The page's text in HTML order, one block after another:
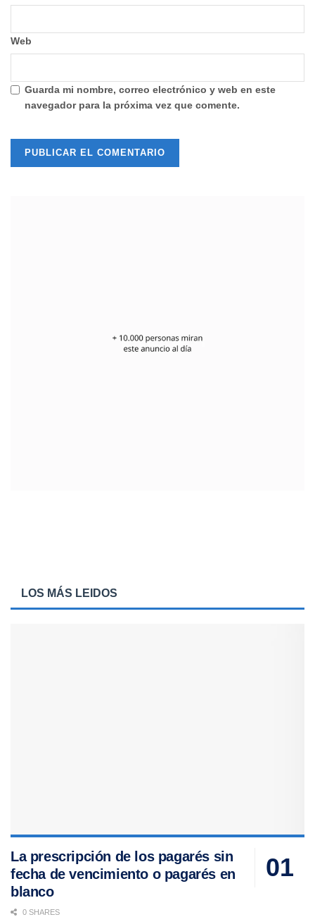
Web
Guarda mi nombre, correo electrónico y web en este
navegador para la próxima vez que comente.
LOS MÁS LEIDOS
La prescripción de los pagarés sin
fecha de vencimiento o pagarés en
blanco
0 SHARES